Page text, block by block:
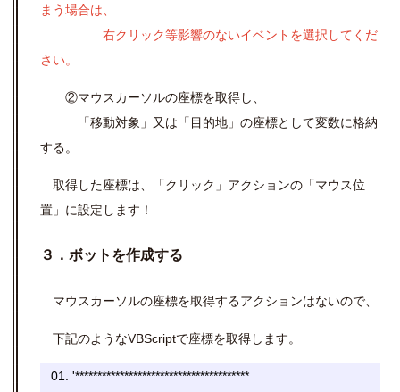
まう場合は、
右クリック等影響のないイベントを選択してくだ
さい。
②マウスカーソルの座標を取得し、
「移動対象」又は「目的地」の座標として変数に格納
する。
取得した座標は、「クリック」アクションの「マウス位
置」に設定します！
３．ボットを作成する
マウスカーソルの座標を取得するアクションはないので、
下記のようなVBScriptで座標を取得します。
'***************************************